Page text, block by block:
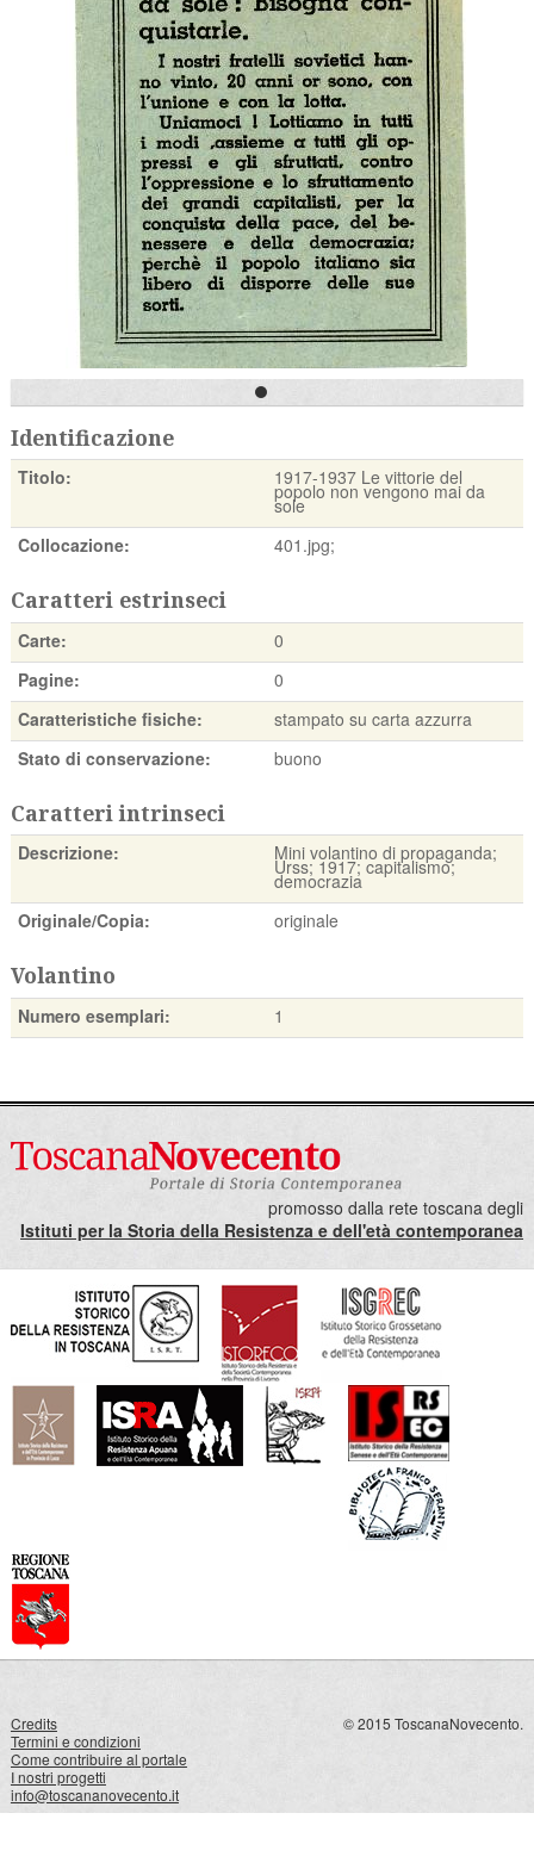
Identificazione
Titolo: 1917-1937 Le vittorie del
popolo non vengono mai da
sole
Collocazione:
401.jpg;
Caratteri estrinseci
Carte:
0
Pagine:
0
Caratteristiche fisiche:
stampato su carta azzurra
Stato di conservazione:
buono
Caratteri intrinseci
Descrizione: Mini volantino di propaganda;
Urss; 1917; capitalismo;
democrazia
Originale/Copia:
originale
Volantino
Numero esemplari: 1
promosso dalla rete toscana degli
Istituti per la Storia della Resistenza e dell'età contemporanea
Credits
Termini e condizioni
Come contribuire al portale
I nostri progetti
info@toscananovecento.it
© 2015 ToscanaNovecento.